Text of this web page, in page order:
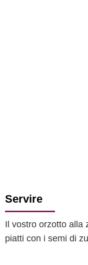
Servire
Il vostro orzotto alla
piatti con i semi di